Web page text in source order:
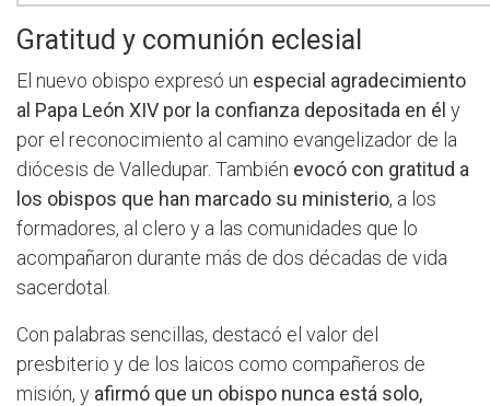
Gratitud y comunión eclesial
El nuevo obispo expresó un especial agradecimiento
al Papa León XIV por la confianza depositada en él y
por el reconocimiento al camino evangelizador de la
diócesis de Valledupar. También evocó con gratitud a
los obispos que han marcado su ministerio, a los
formadores, al clero y a las comunidades que lo
acompañaron durante más de dos décadas de vida
sacerdotal.
Con palabras sencillas, destacó el valor del
presbiterio y de los laicos como compañeros de
misión, y afirmó que un obispo nunca está solo,